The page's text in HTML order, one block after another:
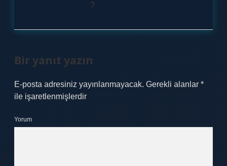
?
Bir yanıt yazın
E-posta adresiniz yayınlanmayacak. Gerekli alanlar *
ile işaretlenmişlerdir
Yorum